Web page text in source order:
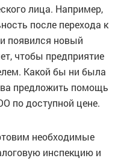
лица. Например,
после перехода к
появился новый
чтобы предприятие
Какой бы ни была
предложить помощь
по доступной цене.
необходимые
инспекцию и